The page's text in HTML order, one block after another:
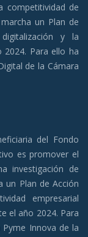
competitividad de
un Plan de
y la
Para ello ha
de la Cámara
del Fondo
es promover el
investigación de
un Plan de Acción
empresarial
el año 2024. Para
Innova de la